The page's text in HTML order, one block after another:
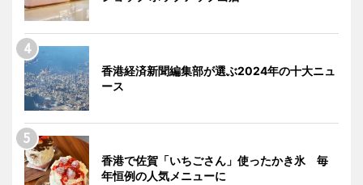
香港経済新聞編集部が選ぶ2024年の十大ニュ
ース
香港で佐賀「いちごさん」使ったかき氷 毎
年恒例の人気メニューに